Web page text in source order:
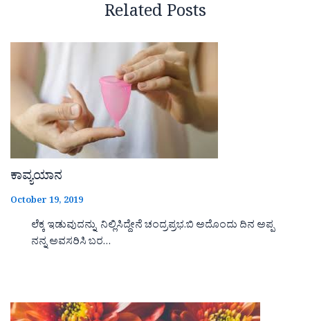
Related Posts
ಕಾವ್ಯಯಾನ
October 19, 2019
ಲೆಕ್ಕ ಇಡುವುದನ್ನು ನಿಲ್ಲಿಸಿದ್ದೇನೆ ಚಂದ್ರಪ್ರಭ.ಬಿ ಅದೊಂದು ದಿನ ಅಪ್ಪ
ನನ್ನ ಅವಸರಿಸಿ ಬರ…